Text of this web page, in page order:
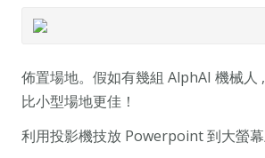
佈置場地。假如有幾組 AlphAI 機械人
比小型場地更佳！
利用投影機技放 Powerpoint 到大螢幕